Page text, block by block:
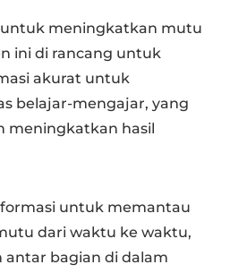
meningkatkan mutu
ini di rancang untuk
akurat untuk
belajar-mengajar, yang
meningkatkan hasil
untuk memantau
dari waktu ke waktu,
antar bagian di dalam